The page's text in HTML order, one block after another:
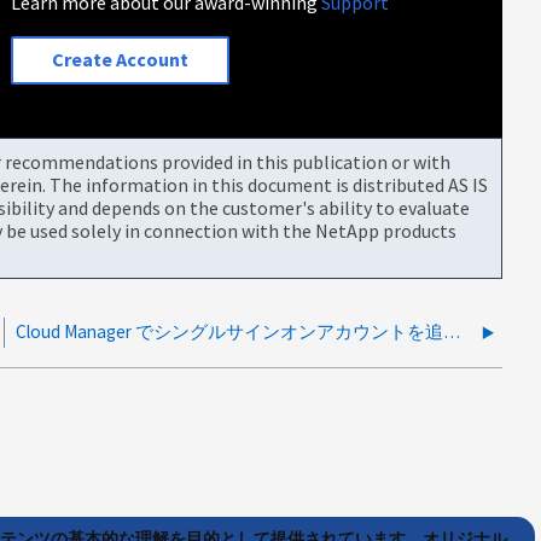
Create Account
provided in this publication or with
The information in this document is distributed AS IS
and depends on the customer's ability to evaluate
used solely in connection with the NetApp products
Cloud Manager でシングルサインオンアカウントを追加できません